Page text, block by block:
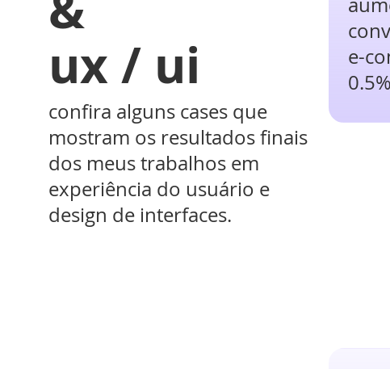
e-
confira alguns cases que
mostram os resultados finais
dos meus trabalhos em
experiência do usuário e
design de interfaces.
ux / ui